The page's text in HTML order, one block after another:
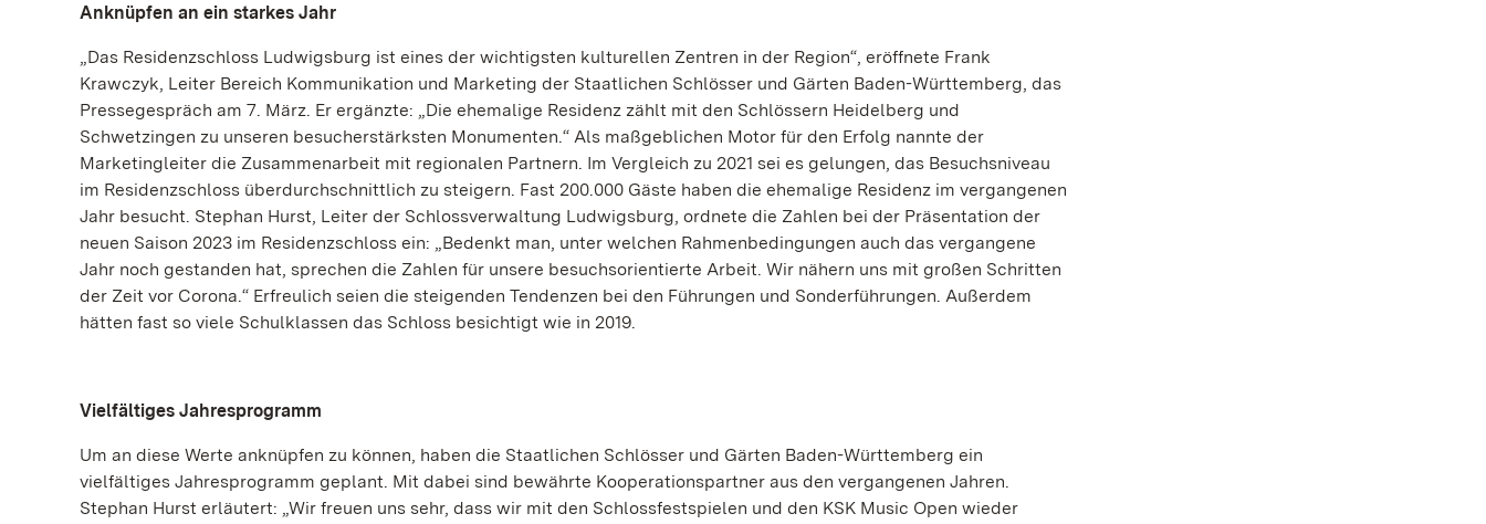
Anknüpfen an ein starkes Jahr
„Das Residenzschloss Ludwigsburg ist eines der wichtigsten kulturellen Zentren in der Region“, eröffnete Frank
Krawczyk, Leiter Bereich Kommunikation und Marketing der Staatlichen Schlösser und Gärten Baden-Württemberg, das
Pressegespräch am 7. März. Er ergänzte: „Die ehemalige Residenz zählt mit den Schlössern Heidelberg und
Schwetzingen zu unseren besucherstärksten Monumenten.“ Als maßgeblichen Motor für den Erfolg nannte der
Marketingleiter die Zusammenarbeit mit regionalen Partnern. Im Vergleich zu 2021 sei es gelungen, das Besuchsniveau
im Residenzschloss überdurchschnittlich zu steigern. Fast 200.000 Gäste haben die ehemalige Residenz im vergangenen
Jahr besucht. Stephan Hurst, Leiter der Schlossverwaltung Ludwigsburg, ordnete die Zahlen bei der Präsentation der
neuen Saison 2023 im Residenzschloss ein: „Bedenkt man, unter welchen Rahmenbedingungen auch das vergangene
Jahr noch gestanden hat, sprechen die Zahlen für unsere besuchsorientierte Arbeit. Wir nähern uns mit großen Schritten
der Zeit vor Corona.“ Erfreulich seien die steigenden Tendenzen bei den Führungen und Sonderführungen. Außerdem
hätten fast so viele Schulklassen das Schloss besichtigt wie in 2019.
Vielfältiges Jahresprogramm
Um an diese Werte anknüpfen zu können, haben die Staatlichen Schlösser und Gärten Baden-Württemberg ein
vielfältiges Jahresprogramm geplant. Mit dabei sind bewährte Kooperationspartner aus den vergangenen Jahren.
Stephan Hurst erläutert: „Wir freuen uns sehr, dass wir mit den Schlossfestspielen und den KSK Music Open wieder